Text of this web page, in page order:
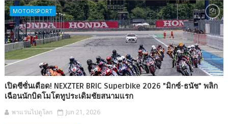
MOTORSPORT
เปิดซีซั่นเดือด! NEXZTER BRIC Superbike 2026 "มิกซ์-ธนัช" พลิก
เฉือนนักบิดโมโตทูประเดิมชัยสนามแรก
พาแว่นไปดูโลก Jun 21, 2026